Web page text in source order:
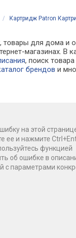
/ Картридж Patron
для дома
магазинах.
, поиск
брендов и
на этой
ее и нажмите
функцией
об ошибке в
с параметрами